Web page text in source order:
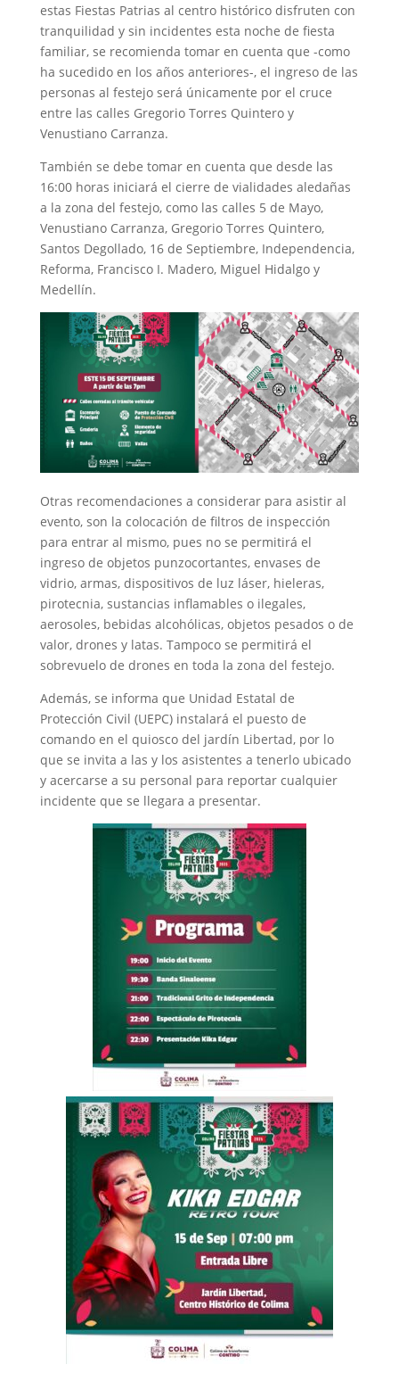
estas Fiestas Patrias al centro histórico disfruten con
tranquilidad y sin incidentes esta noche de fiesta
familiar, se recomienda tomar en cuenta que -como
ha sucedido en los años anteriores-, el ingreso de las
personas al festejo será únicamente por el cruce
entre las calles Gregorio Torres Quintero y
Venustiano Carranza.
También se debe tomar en cuenta que desde las
16:00 horas iniciará el cierre de vialidades aledañas
a la zona del festejo, como las calles 5 de Mayo,
Venustiano Carranza, Gregorio Torres Quintero,
Santos Degollado, 16 de Septiembre, Independencia,
Reforma, Francisco I. Madero, Miguel Hidalgo y
Medellín.
Otras recomendaciones a considerar para asistir al
evento, son la colocación de filtros de inspección
para entrar al mismo, pues no se permitirá el
ingreso de objetos punzocortantes, envases de
vidrio, armas, dispositivos de luz láser, hieleras,
pirotecnia, sustancias inflamables o ilegales,
aerosoles, bebidas alcohólicas, objetos pesados o de
valor, drones y latas. Tampoco se permitirá el
sobrevuelo de drones en toda la zona del festejo.
Además, se informa que Unidad Estatal de
Protección Civil (UEPC) instalará el puesto de
comando en el quiosco del jardín Libertad, por lo
que se invita a las y los asistentes a tenerlo ubicado
y acercarse a su personal para reportar cualquier
incidente que se llegara a presentar.